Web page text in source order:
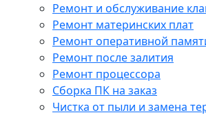
Ремонт и обслуживание
Ремонт материнских плат
Ремонт оперативной
Ремонт после залития
Ремонт процессора
Сборка ПК на заказ
Чистка от пыли и замена